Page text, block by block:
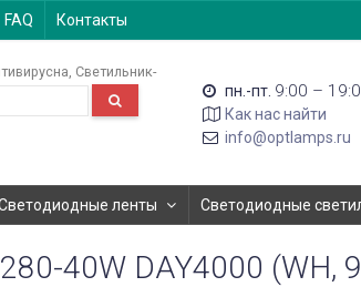
FAQ Контакты
Светильник-
пн.-пт. 9:00 –
Как нас найти
info@optlamps.ru
ленты Светодиодные
40W DAY4000